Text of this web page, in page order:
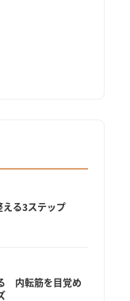
える3ステップ
内転筋を目覚め